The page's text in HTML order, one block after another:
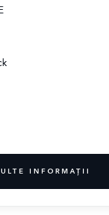
INFORMAŢII